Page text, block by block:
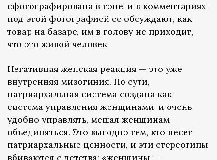
сфотографирована в топе, и в комментариях
под этой фотографией ее обсуждают, как
товар на базаре, им в голову не приходит,
что это живой человек.
Негативная женская реакция — это уже
внутренняя мизогиния. По сути,
патриархальная система создана как
система управления женщинами, и очень
удобно управлять, мешая женщинам
объединяться. Это выгодно тем, кто несет
патриархальные ценности, и эти стереотипы
вбиваются с детства: «женщины —